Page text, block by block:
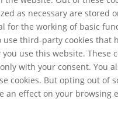
as necessary are stored
for the working of basic
use third-party cookies that
use this website. These
with your consent. You
cookies. But opting out of
an effect on your browsing